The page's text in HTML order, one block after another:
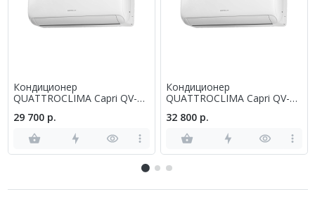
Кондиционер
QUATTROCLIMA Capri QV-
29 700 р.
Кондиционер
QUATTROCLIMA Capri QV-
32 800 р.